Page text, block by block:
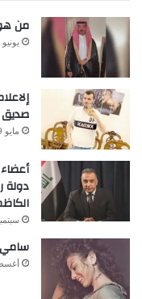
من
يونيو 17, 2022
صديق
مايو 19, 2020
دولة
سبتمبر 22,
سامي
أغسطس